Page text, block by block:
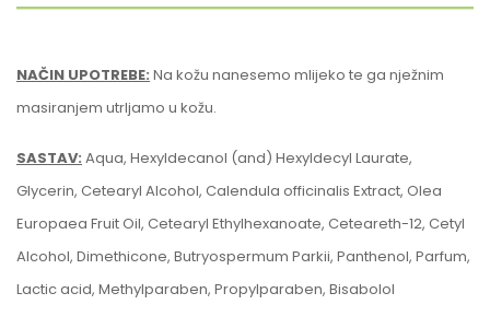
NAČIN UPOTREBE: Na kožu nanesemo mlijeko te ga nježnim
masiranjem utrljamo u kožu.
SASTAV: Aqua, Hexyldecanol (and) Hexyldecyl Laurate,
Glycerin, Cetearyl Alcohol, Calendula officinalis Extract, Olea
Europaea Fruit Oil, Cetearyl Ethylhexanoate, Ceteareth-12, Cetyl
Alcohol, Dimethicone, Butryospermum Parkii, Panthenol, Parfum,
Lactic acid, Methylparaben, Propylparaben, Bisabolol